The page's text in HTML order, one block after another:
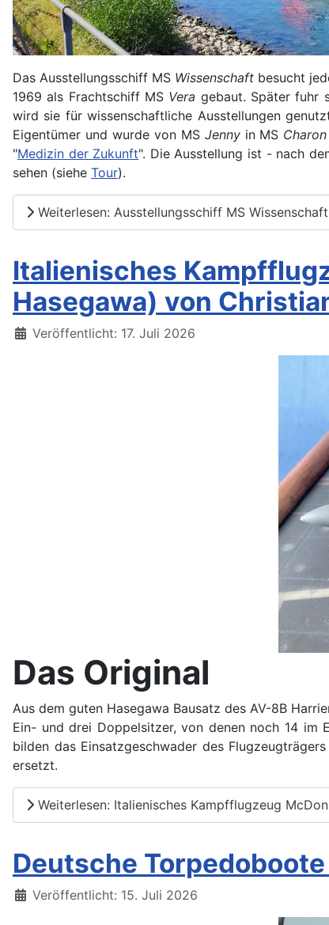
Das Ausstellungsschiff MS Wissenschaft besucht
1969 als Frachtschiff MS Vera gebaut. Später fuhr
wird sie für wissenschaftliche Ausstellungen
Eigentümer und wurde von MS Jennyin MS Charon
"Medizin der Zukunft". Die Ausstellung ist - nach
sehen (siehe Tour).
Weiterlesen: Ausstellungsschiff MS
Italienisches
Hasegawa) von
Details
Veröffentlicht: 17. Juli 2026
Das Original
Aus dem guten Hasegawa Bausatz des AV-8B
Ein- und drei Doppelsitzer, von denen noch 14 im
bilden das Einsatzgeschwader des Flugzeugträgers
ersetzt.
Weiterlesen: Italienisches Kampfflugzeug
Deutsche
Details
Veröffentlicht: 15. Juli 2026